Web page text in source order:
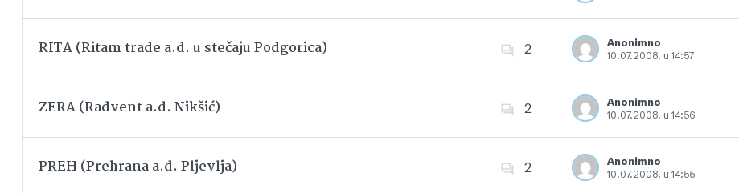
Dodajte u favorite
RITA (Ritam trade a.d. u stečaju Podgorica) 2
Anonimno
10.07.2008. u 14:57
Dodajte u favorite
ZERA (Radvent a.d. Nikšić) 2
Anonimno
10.07.2008. u 14:56
Dodajte u favorite
PREH (Prehrana a.d. Pljevlja) 2
Anonimno
10.07.2008. u 14:55